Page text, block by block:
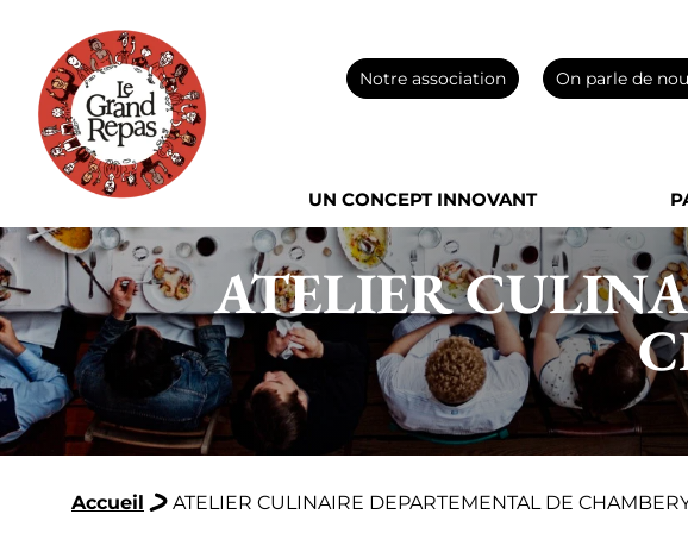
Notre association On parle de
UN CONCEPT INNOVANT
ATELIER
Accueil ATELIER CULINAIRE DEPARTEMENTAL DE